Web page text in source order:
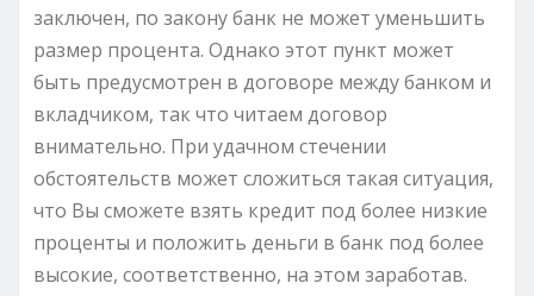
заключен, по закону банк не может уменьшить
размер процента. Однако этот пункт может
быть предусмотрен в договоре между банком и
вкладчиком, так что читаем договор
внимательно. При удачном стечении
обстоятельств может сложиться такая ситуация,
что Вы сможете взять кредит под более низкие
проценты и положить деньги в банк под более
высокие, соответственно, на этом заработав.